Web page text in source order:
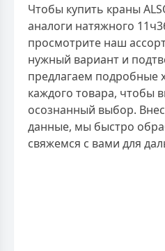
Чтобы купить краны
аналоги натяжного
просмотрите наш
нужный вариант и
предлагаем подробные
каждого товара, чтобы
осознанный выбор.
данные, мы быстро
свяжемся с вами для